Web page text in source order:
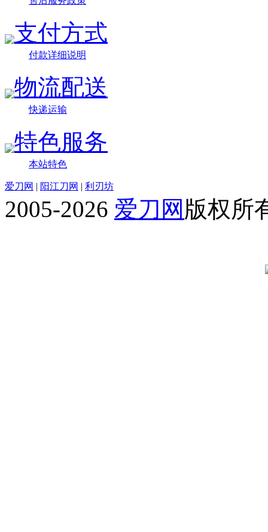
支付方式
付款详细说明
物流配送
快递运输
特色服务
本站特色
爱刀网 | 阳江刀网 | 利刃坊
2005-2026 爱刀网 版权所